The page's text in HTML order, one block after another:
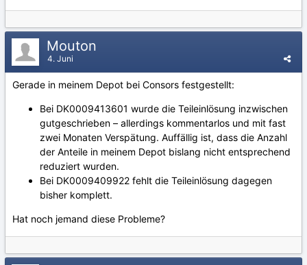
Mouton
4. Juni
Gerade in meinem Depot bei Consors festgestellt:
Bei DK0009413601 wurde die Teileinlösung inzwischen
gutgeschrieben – allerdings kommentarlos und mit fast
zwei Monaten Verspätung. Auffällig ist, dass die Anzahl
der Anteile in meinem Depot bislang nicht entsprechend
reduziert wurden.
Bei DK0009409922 fehlt die Teileinlösung dagegen
bisher komplett.
Hat noch jemand diese Probleme?